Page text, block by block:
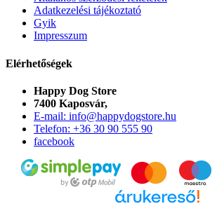
Adatkezelési tájékoztató
Gyik
Impresszum
Elérhetőségek
Happy Dog Store
7400 Kaposvár,
E-mail: info@happydogstore.hu
Telefon: +36 30 90 555 90
facebook